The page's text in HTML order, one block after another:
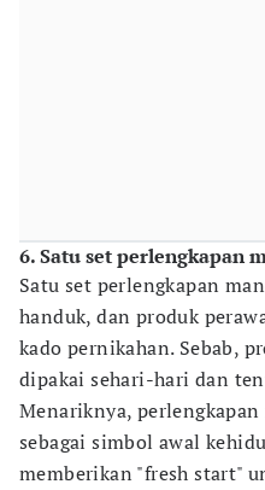
6. Satu set perlengkapan
Satu set perlengkapan
handuk, dan produk
kado pernikahan. Sebab,
dipakai sehari-hari dan
Menariknya,
sebagai simbol awal
memberikan "fresh start"